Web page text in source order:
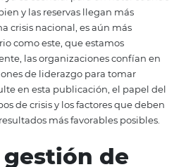
ya es esencial para un hotel
bien y las reservas llegan más
una crisis nacional, es aún más
como este, que estamos
las organizaciones
de liderazgo para tomar